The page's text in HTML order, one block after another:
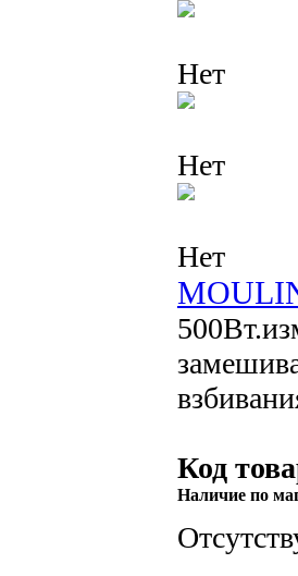
Нет
Нет
Нет
Код
Наличие по